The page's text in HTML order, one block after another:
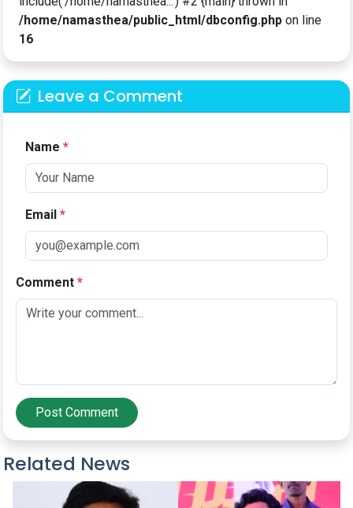
/home/namasthea/public_html/dbconfig.php on line
16
Leave a Comment
Name *
Email *
Comment *
Post Comment
Related News